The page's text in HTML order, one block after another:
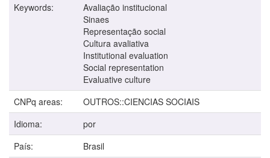
Keywords:
Avaliação institucional
Sinaes
Representação social
Cultura avaliativa
Institutional evaluation
Social representation
Evaluative culture
CNPq areas:
OUTROS::CIENCIAS SOCIAIS
Idioma:
por
País:
Brasil